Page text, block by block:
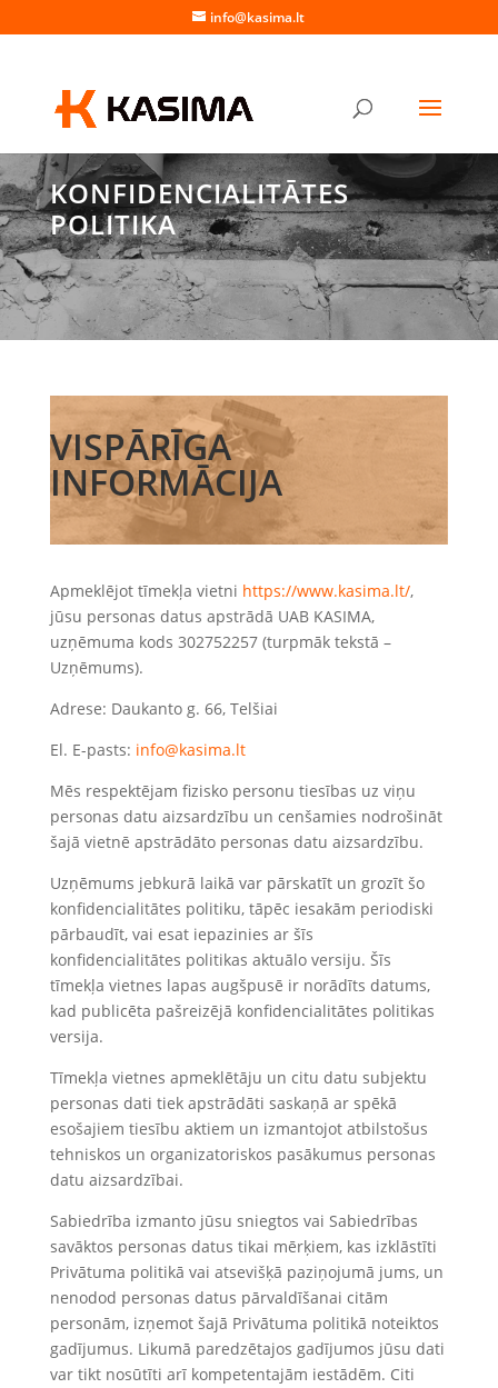
info@kasima.lt
KONFIDENCIALITĀTES
POLITIKA
VISPĀRĪGA
INFORMĀCIJA
Apmeklējot tīmekļa vietni https://www.kasima.lt/,
jūsu personas datus apstrādā UAB KASIMA,
uzņēmuma kods 302752257 (turpmāk tekstā –
Uzņēmums).
Adrese: Daukanto g. 66, Telšiai
El. E-pasts: info@kasima.lt
Mēs respektējam fizisko personu tiesības uz viņu
personas datu aizsardzību un cenšamies nodrošināt
šajā vietnē apstrādāto personas datu aizsardzību.
Uzņēmums jebkurā laikā var pārskatīt un grozīt šo
konfidencialitātes politiku, tāpēc iesakām periodiski
pārbaudīt, vai esat iepazinies ar šīs
konfidencialitātes politikas aktuālo versiju. Šīs
tīmekļa vietnes lapas augšpusē ir norādīts datums,
kad publicēta pašreizējā konfidencialitātes politikas
versija.
Tīmekļa vietnes apmeklētāju un citu datu subjektu
personas dati tiek apstrādāti saskaņā ar spēkā
esošajiem tiesību aktiem un izmantojot atbilstošus
tehniskos un organizatoriskos pasākumus personas
datu aizsardzībai.
Sabiedrība izmanto jūsu sniegtos vai Sabiedrības
savāktos personas datus tikai mērķiem, kas izklāstīti
Privātuma politikā vai atsevišķā paziņojumā jums, un
nenodod personas datus pārvaldīšanai citām
personām, izņemot šajā Privātuma politikā noteiktos
gadījumus. Likumā paredzētajos gadījumos jūsu dati
var tikt nosūtīti arī kompetentajām iestādēm. Citi